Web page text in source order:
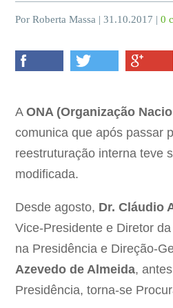
Por Roberta Massa | 31.10.2017 |0
AONA (Organização
comunica que após passar
reestruturação interna teve
modificada.
Desde agosto, Dr. Cláudio
Vice-Presidente e Diretor
na Presidência e Direção-
Azevedo de Almeida,
Presidência, torna-se